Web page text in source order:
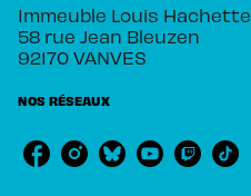
Immeuble Louis Hachette
58 rue Jean Bleuzen
92170 VANVES
NOS RÉSEAUX